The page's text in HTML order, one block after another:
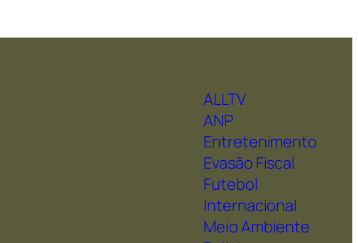
ALLTV
ANP
Entretenimento
Evasão Fiscal
Futebol
Internacional
Meio Ambiente